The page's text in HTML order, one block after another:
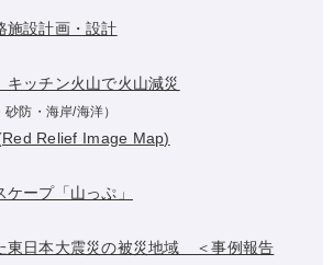
施設計画・設計
キッチン火山で火山減災
防・海岸/海洋）
Relief Image Map)
ープ「山っぷ」
東日本大震災の被災地域 ＜事例報告